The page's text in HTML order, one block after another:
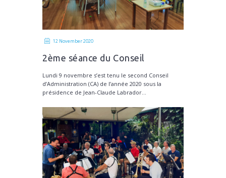
12 November 2020
2ème séance du Conseil
Lundi 9 novembre s’est tenu le second Conseil
d’Administration (CA) de l’année 2020 sous la
présidence de Jean-Claude Labrador...